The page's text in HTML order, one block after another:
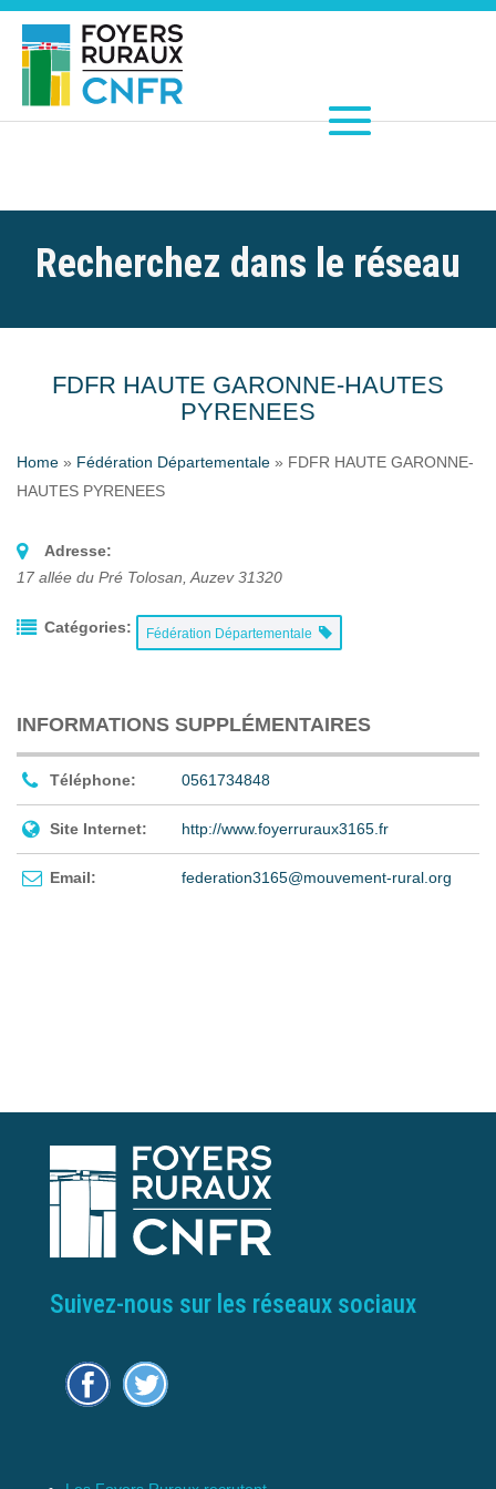
Recherchez dans le réseau
FDFR HAUTE GARONNE-HAUTES
PYRENEES
Home » Fédération Départementale » FDFR HAUTE GARONNE-
HAUTES PYRENEES
Adresse:
17 allée du Pré Tolosan Auzev31320
Catégories: Fédération Départementale
INFORMATIONS SUPPLÉMENTAIRES
Téléphone: 0561734848
Site Internet: http://www.foyerruraux3165.fr
Email: federation3165@mouvement-rural.org
Suivez-nous sur les réseaux sociaux